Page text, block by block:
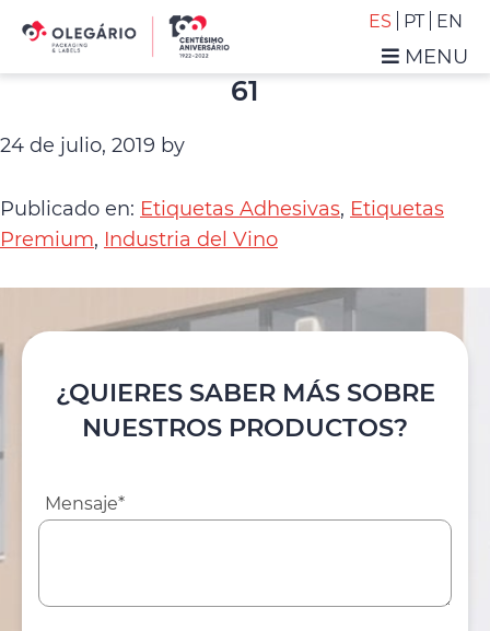
Saltar
la
principal
Saltar
contenido
Olegário
Packaging
Labels
ES PT EN
MENU
61
24 de julio, 2019 by
Publicado en: Etiquetas Adhesivas, Etiquetas
Premium, Industria del Vino
¿QUIERES SABER MÁS SOBRE
NUESTROS PRODUCTOS?
Mensaje*